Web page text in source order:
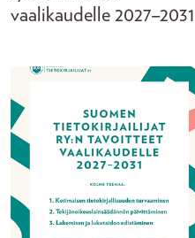
vaalikaudelle 2027–2031